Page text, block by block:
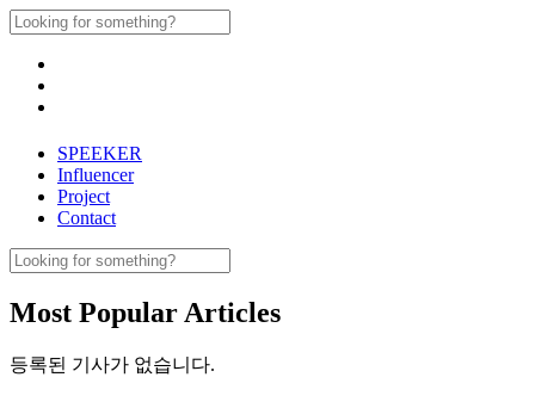
Skip
to
content
Search
for:
SPEEKER
Influencer
Project
Contact
Search
for:
Most Popular Articles
등록된 기사가 없습니다.